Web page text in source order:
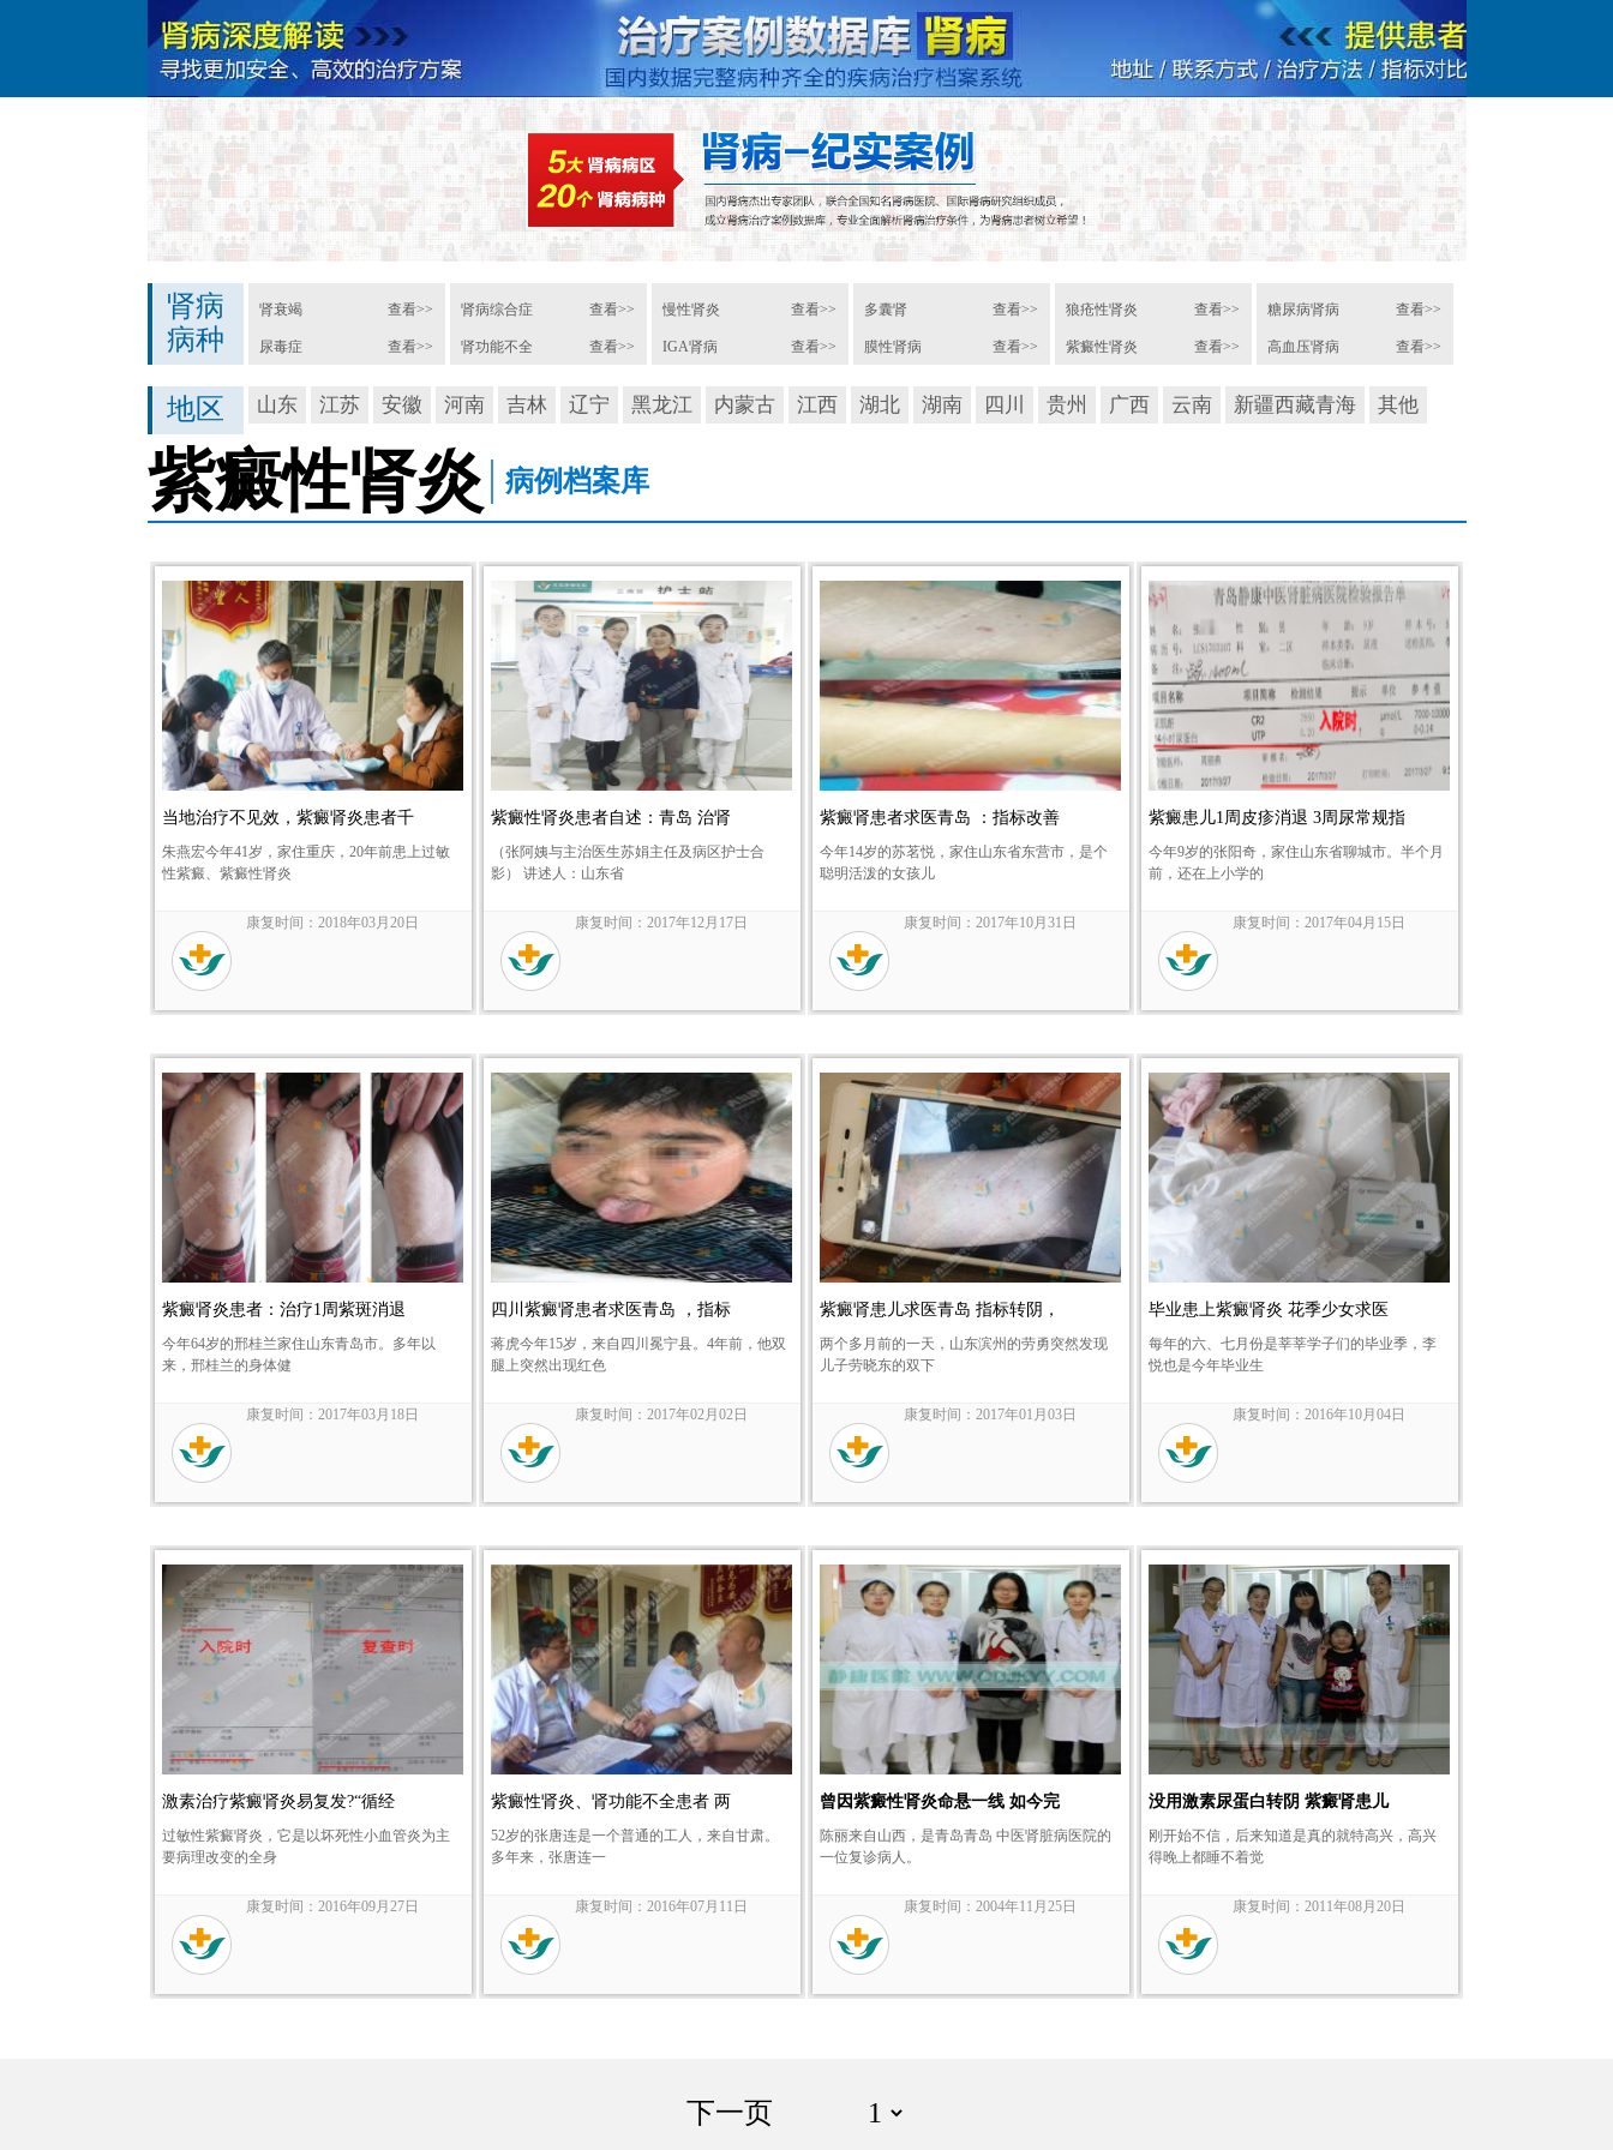
肾病
病种
肾衰竭 查看>>
尿毒症 查看>>
肾病综合症 查看>>
肾功能不全 查看>>
慢性肾炎 查看>>
IGA肾病 查看>>
多囊肾 查看>>
膜性肾病 查看>>
狼疮性肾炎 查看>>
紫癜性肾炎 查看>>
糖尿病肾病 查看>>
高血压肾病 查看>>
地区 山东 江苏 安徽 河南 吉林 辽宁 黑龙江 内蒙古 江西 湖北 湖南 四川 贵州 广西 云南 新疆西藏青海 其他
紫癜性肾炎 病例档案库
当地治疗不见效，紫癜肾炎患者千
朱燕宏今年41岁，家住重庆，20年前患上过敏
性紫癜、紫癜性肾炎
康复时间：2018年03月20日
紫癜性肾炎患者自述：青岛 治肾
（张阿姨与主治医生苏娟主任及病区护士合
影） 讲述人：山东省
康复时间：2017年12月17日
紫癜肾患者求医青岛 ：指标改善
今年14岁的苏茗悦，家住山东省东营市，是个
聪明活泼的女孩儿
康复时间：2017年10月31日
紫癜患儿1周皮疹消退 3周尿常规指
今年9岁的张阳奇，家住山东省聊城市。半个月
前，还在上小学的
康复时间：2017年04月15日
紫癜肾炎患者：治疗1周紫斑消退
今年64岁的邢桂兰家住山东青岛市。多年以
来，邢桂兰的身体健
康复时间：2017年03月18日
四川紫癜肾患者求医青岛 ，指标
蒋虎今年15岁，来自四川冕宁县。4年前，他双
腿上突然出现红色
康复时间：2017年02月02日
紫癜肾患儿求医青岛 指标转阴，
两个多月前的一天，山东滨州的劳勇突然发现
儿子劳晓东的双下
康复时间：2017年01月03日
毕业患上紫癜肾炎 花季少女求医
每年的六、七月份是莘莘学子们的毕业季，李
悦也是今年毕业生
康复时间：2016年10月04日
激素治疗紫癜肾炎易复发?“循经
过敏性紫癜肾炎，它是以坏死性小血管炎为主
要病理改变的全身
康复时间：2016年09月27日
紫癜性肾炎、肾功能不全患者 两
52岁的张唐连是一个普通的工人，来自甘肃。
多年来，张唐连一
康复时间：2016年07月11日
曾因紫癜性肾炎命悬一线 如今完
陈丽来自山西，是青岛青岛 中医肾脏病医院的
一位复诊病人。
康复时间：2004年11月25日
没用激素尿蛋白转阴 紫癜肾患儿
刚开始不信，后来知道是真的就特高兴，高兴
得晚上都睡不着觉
康复时间：2011年08月20日
下一页